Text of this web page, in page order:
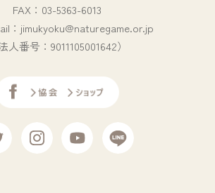
FAX：03-5363-6013
jimukyoku@naturegame.or.jp
法人番号：9011105001642）